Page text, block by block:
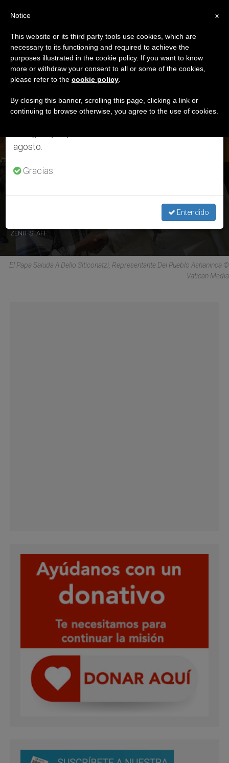
ETIQUETA
Posts Tagged
‘cosmovisión’
ÚLTIMAS NOTICIAS
«Conversión y misión: Así el Evangelio puede salvar a los
ZENIT STAFF
El Papa Saluda A Delio Siticonatzi, Representante Del Pueblo Ashaninca ©
Vatican Media
×
Aviso importante
Del 27 de julio al 7 de agosto haremos la pausa
anual, aprovechando que en el periodo de verano
se generan menos informaciones y también el
agosto.
Gracias.
Entendido
x
Notice
This website or its third party tools use cookies, which are
necessary to its functioning and required to achieve the
purposes illustrated in the cookie policy. If you want to know
more or withdraw your consent to all or some of the cookies,
please refer to the cookie policy
By closing this banner, scrolling this page, clicking a link or
continuing to browse otherwise, you agree to the use of cookies.